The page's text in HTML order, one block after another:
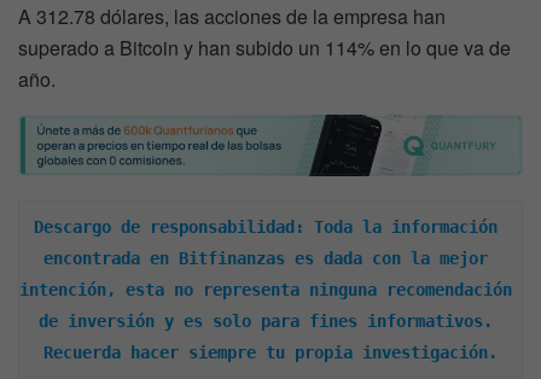
A 312.78 dólares, las acciones de la empresa han
superado a Bitcoin y han subido un 114% en lo que va de
año.
Descargo de responsabilidad: Toda la información
encontrada en Bitfinanzas es dada con la mejor
intención, esta no representa ninguna recomendación
de inversión y es solo para fines informativos.
Recuerda hacer siempre tu propia investigación.